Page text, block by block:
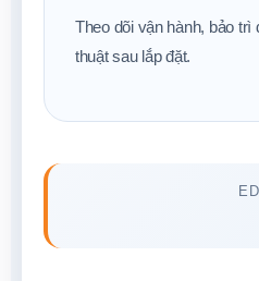
Theo dõi vận hành, bảo
thuật sau lắp đặt.